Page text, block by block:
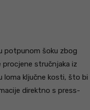
potpunom šoku zbog
procjene stručnjaka iz
loma ključne kosti, što bi
direktno s press-